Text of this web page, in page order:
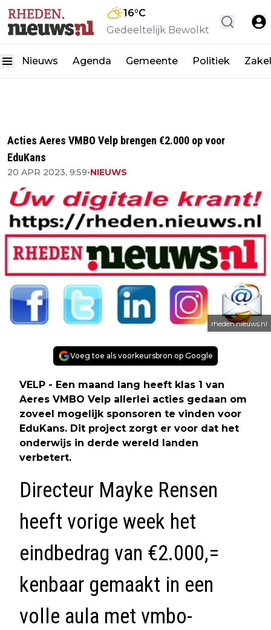
16°C
Gedeeltelijk Bewolkt
Nieuws Agenda Gemeente Politiek
Acties Aeres VMBO Velp brengen €2.000 op voor
EduKans
20 APR 2023, 9:59•NIEUWS
rheden.nieuws.nl
Voeg toe als voorkeursbron op Google
VELP - Een maand lang heeft klas 1 van
Aeres VMBO Velp allerlei acties gedaan om
zoveel mogelijk sponsoren te vinden voor
EduKans. Dit project zorgt er voor dat het
onderwijs in derde wereld landen
verbetert.
Directeur Mayke Rensen
heeft vorige week het
eindbedrag van €2.000,=
kenbaar gemaakt in een
volle aula met vmbo-